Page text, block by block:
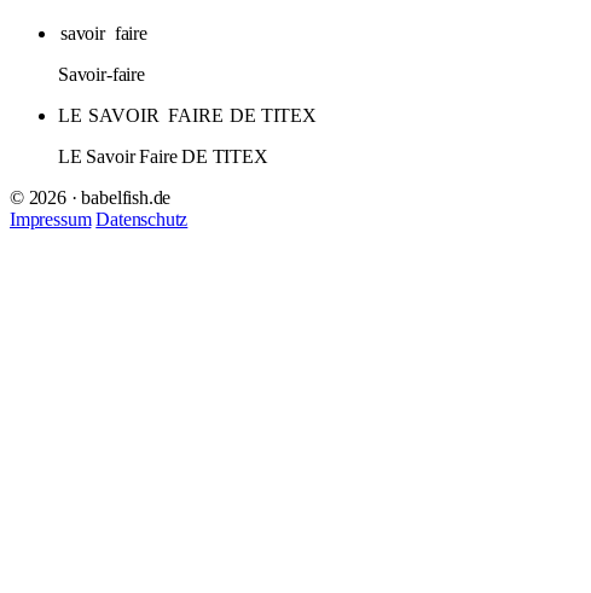
savoir faire
Savoir-faire
LE SAVOIR FAIRE DE TITEX
LE Savoir Faire DE TITEX
© 2026 · babelfish.de
Impressum Datenschutz